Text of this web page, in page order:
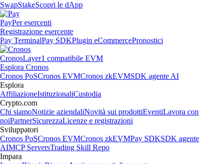
SwapStakeScopri le dApp
PayPer esercenti
Registrazione esercente
Pay TerminalPay SDKPlugin eCommercePronostici
CronosLayer1 compatibile EVM
Esplora Cronos
Cronos PoSCronos EVMCronos zkEVMSDK agente AI
Esplora
AffiliazioneIstituzionaliCustodia
Crypto.com
Chi siamoNotizie aziendaliNovità sui prodottiEventiLavora con
noiPartnerSicurezzaLicenze e registrazioni
Sviluppatori
Cronos PoSCronos EVMCronos zkEVMPay SDKSDK agente
AIMCP ServersTrading Skill Repo
Impara